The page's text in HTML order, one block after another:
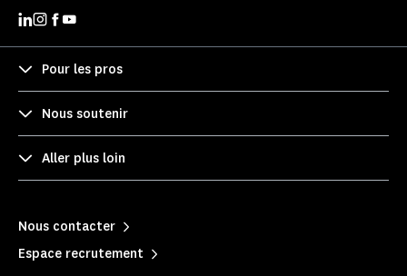
Pour les pros
Nous soutenir
Aller plus loin
Nous contacter
Espace recrutement